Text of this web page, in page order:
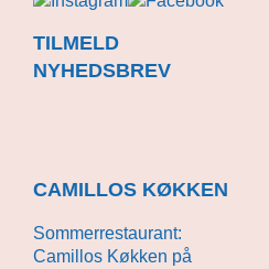
TILMELD
NYHEDSBREV
CAMILLOS KØKKEN
Sommerrestaurant:
Camillos Køkken på